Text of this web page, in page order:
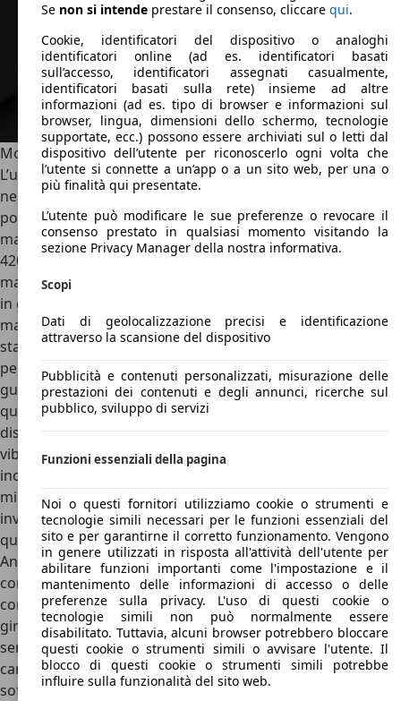
Motori Toyota Hiace
L’unico motore attualmente disponibile sulla Toyota Hiace,
nel mercato australiano, è il 2.8 litri TDI a trazione
posteriore: in grado di erogare 130 KW (174 CV) di potenza
massima a 3400 giri/minuto per una coppia massima di
420 Nm. Disponibile sia nella variante con la trasmissione
manuale sia in quella automatica a 6 rapporti. Propulsore
in grado di assicurare, secondo i dati riportati dalla casa
madre, consumi discretamente ridotti se rapportati alla
stazza del veicolo: parliamo di un consumo di circa 7,5 litri
per 100 chilometri nel ciclo combinato. La posizione di
guida, inoltre, è stata arretrata assicurando così, secondo
quanto sostenuto dalla casa giapponese, una maggiore
distanza dal propulsore riducendo drasticamente le
vibrazioni percepite in cabina. Il cambio automatico,
inoltre, assicura nella versione “Commuter”, variante
minibus dotata di 12 posti, una fluidità alla guida davvero
invidiabile che rende quindi questo veicolo perfetto per
questa destinazione d’uso.
Anche sotto l’aspetto dell’utilizzo come veicolo
commerciale la Toyota Hiace garantisce valide prestazioni:
con i suoi 420 Nm di coppia massima disponibili fra i 1.400
giri al minuto e i 2.600 giri al minuto assicura di avere
sempre la corretta spinta anche in condizioni di pieno
carico, quando un veicolo di queste dimensioni potrebbe
soffrire.
Se non si intende prestare il consenso, cliccare qui.
Cookie, identificatori del dispositivo o analoghi
identificatori online (ad es. identificatori basati
sull’accesso, identificatori assegnati casualmente,
identificatori basati sulla rete) insieme ad altre
informazioni (ad es. tipo di browser e informazioni sul
browser, lingua, dimensioni dello schermo, tecnologie
supportate, ecc.) possono essere archiviati sul o letti dal
dispositivo dell’utente per riconoscerlo ogni volta che
l’utente si connette a un’app o a un sito web, per una o
più finalità qui presentate.
L’utente può modificare le sue preferenze o revocare il
consenso prestato in qualsiasi momento visitando la
sezione Privacy Manager della nostra informativa.
Scopi
Dati di geolocalizzazione precisi e identificazione
attraverso la scansione del dispositivo
Pubblicità e contenuti personalizzati, misurazione delle
prestazioni dei contenuti e degli annunci, ricerche sul
pubblico, sviluppo di servizi
Funzioni essenziali della pagina
Noi o questi fornitori utilizziamo cookie o strumenti e
tecnologie simili necessari per le funzioni essenziali del
sito e per garantirne il corretto funzionamento. Vengono
in genere utilizzati in risposta all'attività dell'utente per
abilitare funzioni importanti come l'impostazione e il
mantenimento delle informazioni di accesso o delle
preferenze sulla privacy. L'uso di questi cookie o
tecnologie simili non può normalmente essere
disabilitato. Tuttavia, alcuni browser potrebbero bloccare
questi cookie o strumenti simili o avvisare l'utente. Il
blocco di questi cookie o strumenti simili potrebbe
influire sulla funzionalità del sito web.